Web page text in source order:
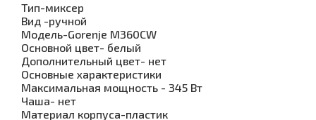
Тип-миксер
Вид -ручной
Модель-Gorenje M360CW
Основной цвет- белый
Дополнительный цвет- нет
Основные характеристики
Максимальная мощность - 345 Вт
Чаша- нет
Материал корпуса-пластик